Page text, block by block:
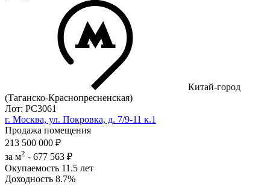
Китай-город
(Таганско-Краснопресненская)
Лот: РС3061
г. Москва, ул. Покровка, д. 7/9-11 к.1
Продажа помещения
213 500 000 ₽
за м2 - 677 563 ₽
Окупаемость 11.5 лет
Доходность 8.7%